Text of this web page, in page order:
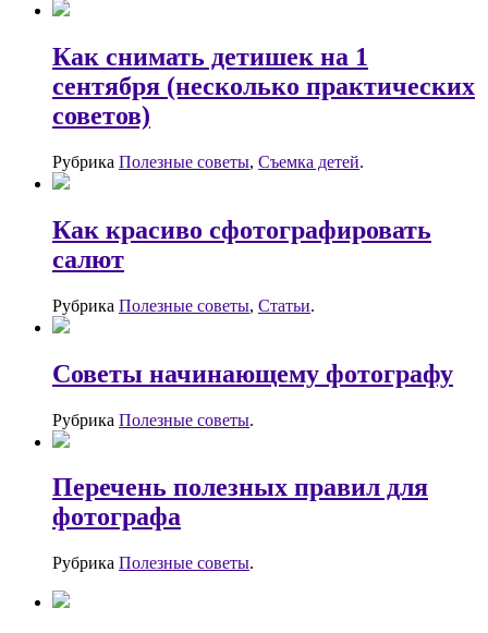
Как снимать детишек на 1
сентября (несколько практических
советов)
Рубрика Полезные советы, Съемка детей.
Как красиво сфотографировать
салют
Рубрика Полезные советы, Статьи.
Советы начинающему фотографу
Рубрика Полезные советы.
Перечень полезных правил для
фотографа
Рубрика Полезные советы.